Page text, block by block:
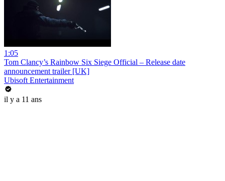
1:05
Tom Clancy’s Rainbow Six Siege Official – Release date
announcement trailer [UK]
Ubisoft Entertainment
il y a 11 ans